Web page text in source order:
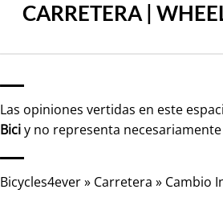
CARRETERA |
Las opiniones vertidas en este
Biciy no representa
Bicycles4ever» Carretera » Cambio